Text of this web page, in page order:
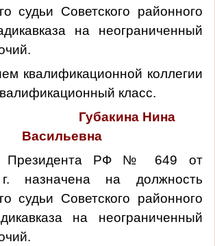
судьи Советского районного
на неограниченный
квалификационной коллегии
класс.
Губакина Нина
Васильевна
Президента РФ № 649 от
назначена на должность
судьи Советского районного
на неограниченный